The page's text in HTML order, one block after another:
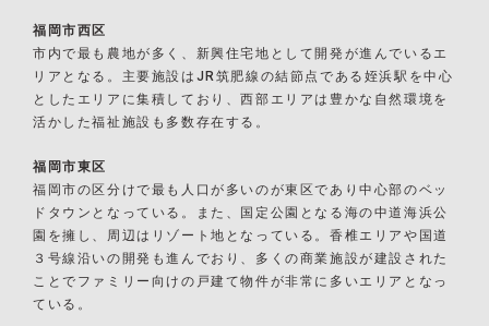
福岡市西区
市内で最も農地が多く、新興住宅地として開発が進んでいるエ
リアとなる。主要施設はJR筑肥線の結節点である姪浜駅を中心
としたエリアに集積しており、西部エリアは豊かな自然環境を
活かした福祉施設も多数存在する。
福岡市東区
福岡市の区分けで最も人口が多いのが東区であり中心部のベッ
ドタウンとなっている。また、国定公園となる海の中道海浜公
園を擁し、周辺はリゾート地となっている。香椎エリアや国道
３号線沿いの開発も進んでおり、多くの商業施設が建設された
ことでファミリー向けの戸建て物件が非常に多いエリアとなっ
ている。